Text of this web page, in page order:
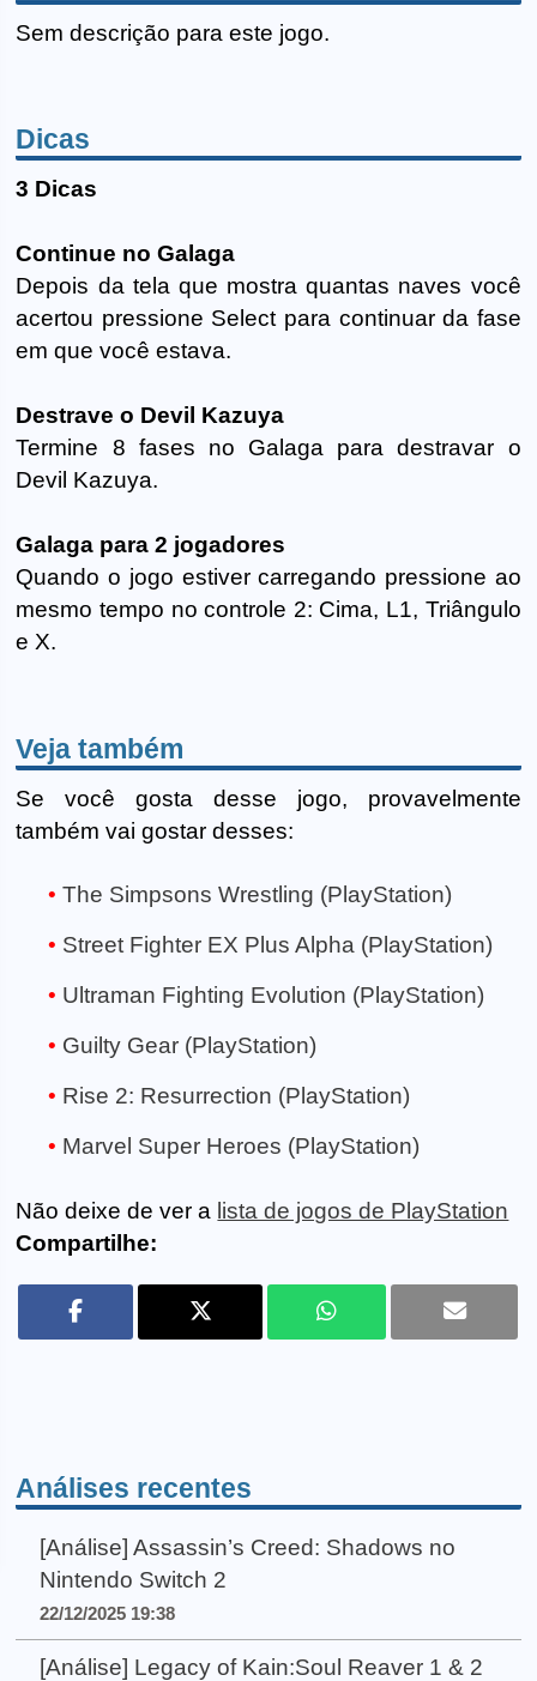
Sem descrição para este jogo.
Dicas
3 Dicas
Continue no Galaga
Depois da tela que mostra quantas naves você
acertou pressione Select para continuar da fase
em que você estava.
Destrave o Devil Kazuya
Termine 8 fases no Galaga para destravar o
Devil Kazuya.
Galaga para 2 jogadores
Quando o jogo estiver carregando pressione ao
mesmo tempo no controle 2: Cima, L1, Triângulo
e X.
Veja também
Se você gosta desse jogo, provavelmente
também vai gostar desses:
The Simpsons Wrestling (PlayStation)
Street Fighter EX Plus Alpha (PlayStation)
Ultraman Fighting Evolution (PlayStation)
Guilty Gear (PlayStation)
Rise 2: Resurrection (PlayStation)
Marvel Super Heroes (PlayStation)
Não deixe de ver a lista de jogos de PlayStation
Compartilhe:
Análises recentes
[Análise] Assassin’s Creed: Shadows no
Nintendo Switch 2
22/12/2025 19:38
[Análise] Legacy of Kain:Soul Reaver 1 & 2